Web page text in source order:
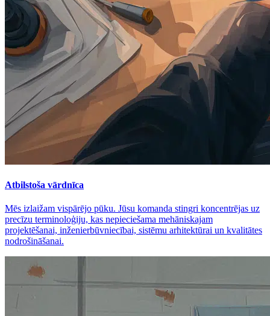
Atbilstoša vārdnīca
Mēs izlaižam vispārējo pūku. Jūsu komanda stingri koncentrējas uz
precīzu terminoloģiju, kas nepieciešama mehāniskajam
projektēšanai, inženierbūvniecībai, sistēmu arhitektūrai un kvalitātes
nodrošināšanai.